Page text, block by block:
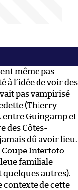
même pas
à l’idée de voir des
pas vampirisé
(Thierry
entre Guingamp et
des Côtes-
dû avoir lieu.
Coupe Intertoto
familiale
quelques autres).
contexte de cette